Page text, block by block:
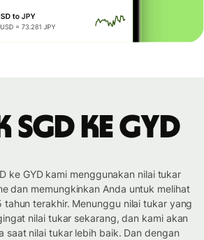
ke GYD
ke GYD kami menggunakan nilai tukar
dan memungkinkan Anda untuk melihat
terakhir. Menunggu nilai tukar yang
nilai tukar sekarang, dan kami akan
saat nilai tukar lebih baik. Dan dengan